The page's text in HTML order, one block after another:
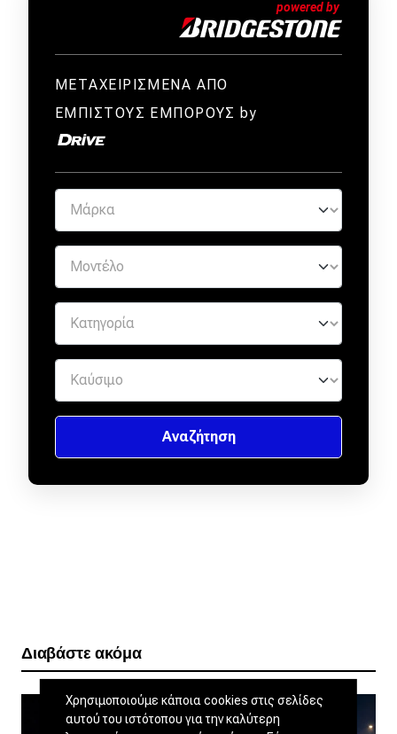
ΜΕΤΑΧΕΙΡΙΣΜΕΝΑ ΑΠΟ
ΕΜΠΙΣΤΟΥΣ ΕΜΠΟΡΟΥΣ by
Διαβάστε ακόμα
Χρησιμοποιούμε κάποια cookies στις σελίδες
αυτού του ιστότοπου για την καλύτερη